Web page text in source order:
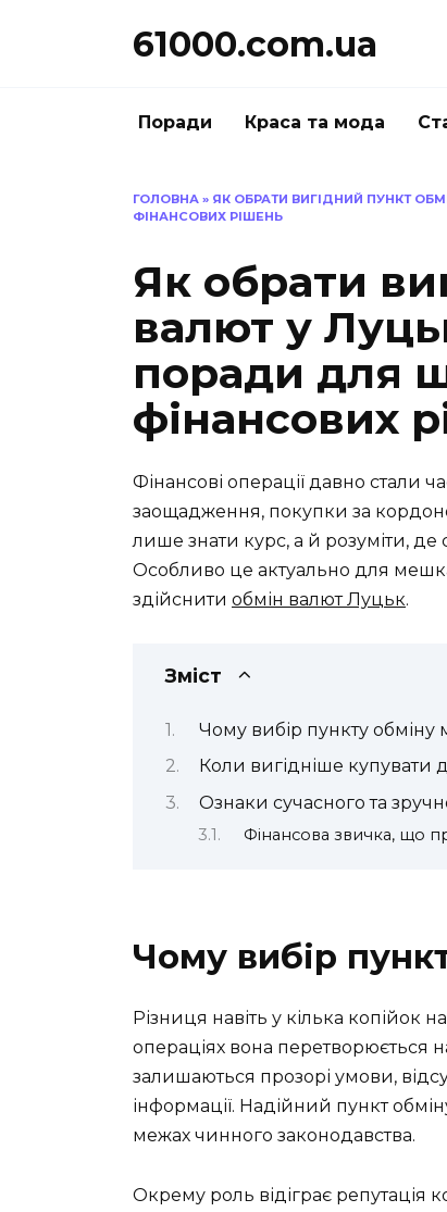
61000.com.ua
Поради Краса та мода
ГОЛОВНА » ЯК ОБРАТИ ВИГІДНИЙ ПУНКТ
ФІНАНСОВИХ РІШЕНЬ
Як обрати
валют у
поради для
фінансових
Фінансові операції давно стали
заощадження, покупки за
лише знати курс, а й розуміти, де
Особливо це актуально для
здійснити обмін валют Луцьк.
Зміст
Чому вибір пункту обміну
Коли вигідніше купувати
Ознаки сучасного та
Фінансова звичка, що
Чому вибір
Різниця навіть у кілька копійок
операціях вона перетворюється
залишаються прозорі умови,
інформації. Надійний пункт
межах чинного законодавства.
Окрему роль відіграє репутація